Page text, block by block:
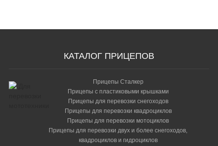
КАТАЛОГ ПРИЦЕПОВ
Прицепы Сталкер
Прицепы с пластиковыми крышками
Прицепы для перевозки снегоходов
Прицепы для перевозки квадроциклов
Прицепы для перевозки мотоциклов
Прицепы для перевозки двух и более снегоходов,
квадроциклов и гидроциклов